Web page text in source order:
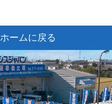
ホームに戻る